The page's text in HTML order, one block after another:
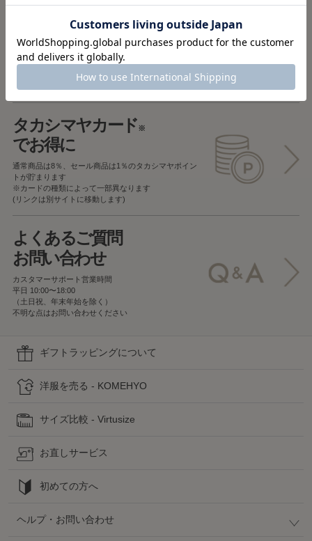
返品OK
一部商品を除き、
返品することが可能です
タカシマヤカード※
でお得に
通常商品は8％、セール商品は1％のタカシマヤポイン
トが貯まります
※カードの種類によって一部異なります
(リンクは別サイトに移動します)
よくあるご質問
お問い合わせ
カスタマーサポート営業時間
平日 10:00〜18:00
（土日祝、年末年始を除く）
不明な点はお問い合わせください
ギフトラッピングについて
洋服を売る - KOMEHYO
サイズ比較 - Virtusize
お直しサービス
初めての方へ
ヘルプ・お問い合わせ